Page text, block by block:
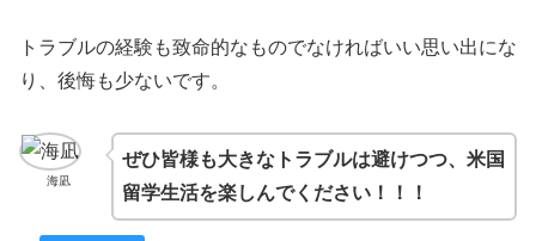
トラブルの経験も致命的なものでなければいい思い出にな
り、後悔も少ないです。
海凪
ぜひ皆様も大きなトラブルは避けつつ、米国
留学生活を楽しんでください！！！